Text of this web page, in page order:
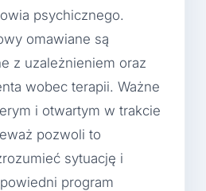
psychicznego.
omawiane są
z uzależnieniem oraz
wobec terapii. Ważne
i otwartym w trakcie
pozwoli to
sytuację i
program